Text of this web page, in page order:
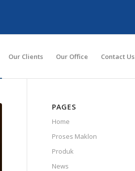
Our Clients Our Office Contact Us
PAGES
Home
Proses Maklon
Produk
News